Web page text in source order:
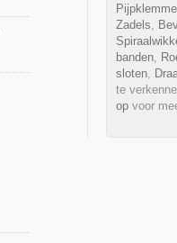
Zadels,
banden,
sloten,
te
op voor